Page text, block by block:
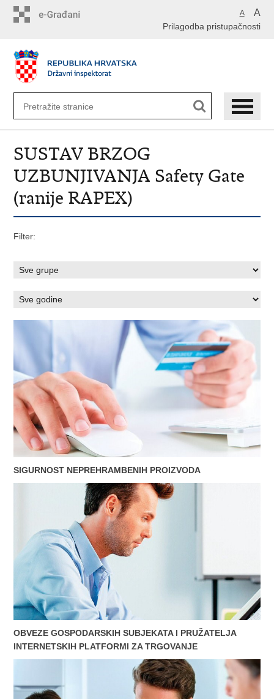
A A
Prilagodba pristupačnosti
SUSTAV BRZOG
UZBUNJIVANJA Safety Gate
(ranije RAPEX)
Filter:
SIGURNOST NEPREHRAMBENIH PROIZVODA
OBVEZE GOSPODARSKIH SUBJEKATA I PRUŽATELJA
INTERNETSKIH PLATFORMI ZA TRGOVANJE